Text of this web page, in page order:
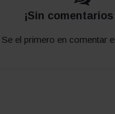
¡Sin
Se el primero en comentar